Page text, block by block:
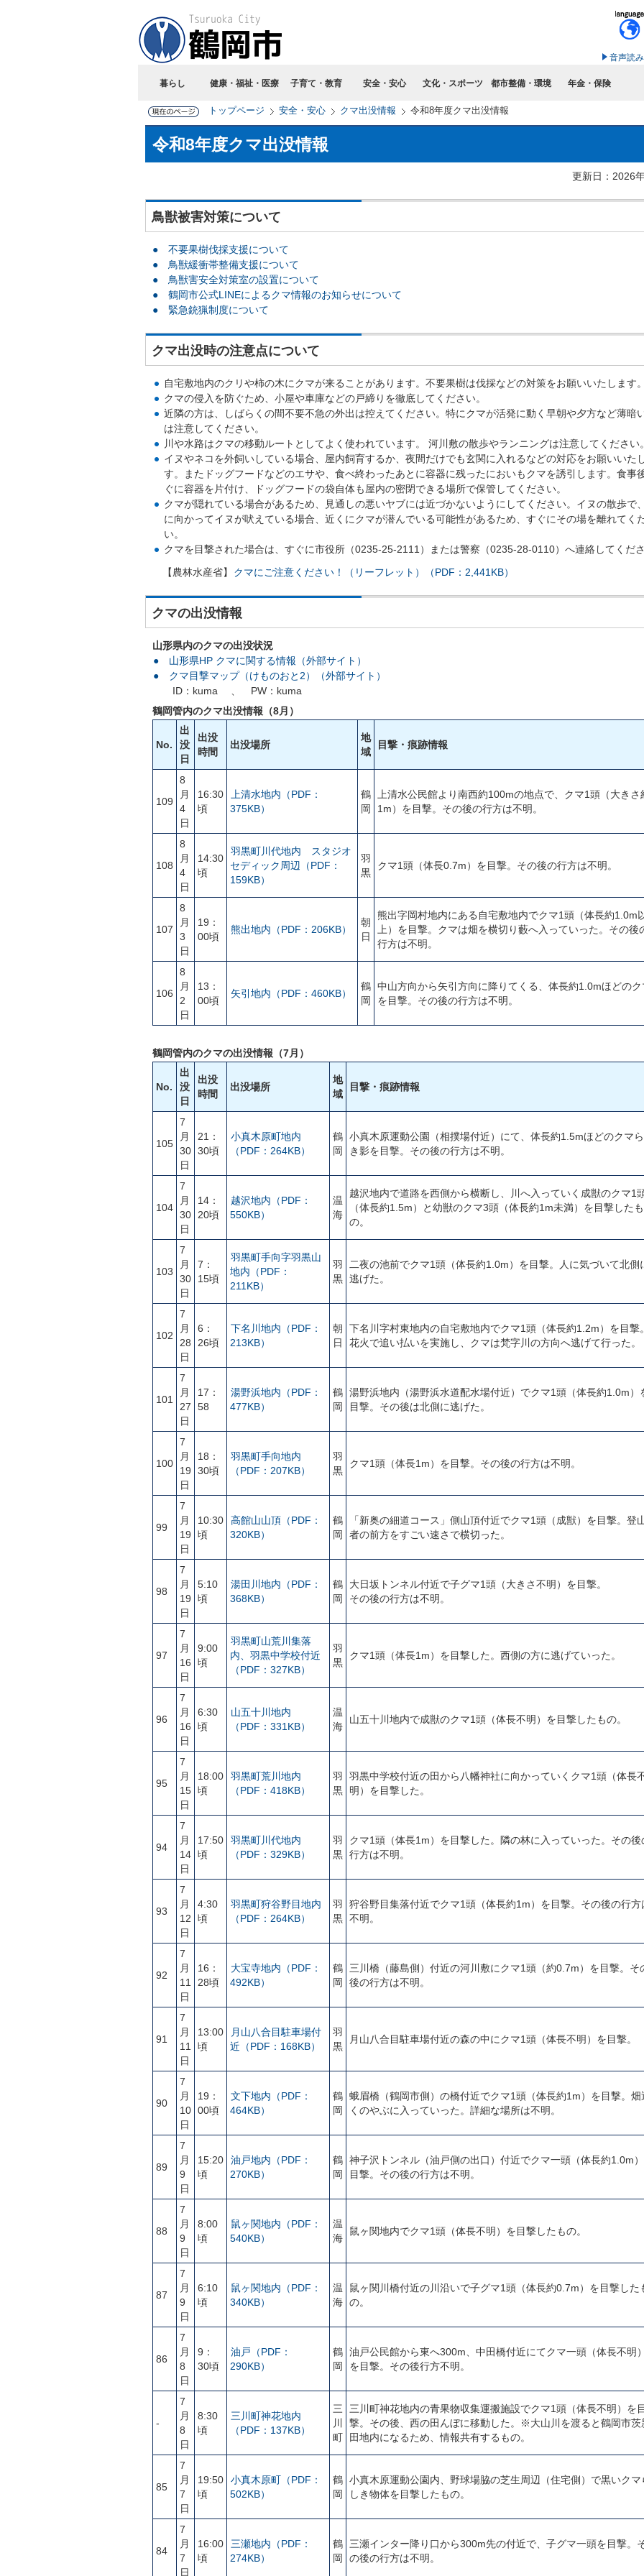
音声読
暮らし 健康・福祉・医療 子育て・教育 安全・安心 文化・スポーツ 都市整備・環境 年金・保険
トップページ 安全・安心 クマ出没情報 令和8年度クマ出没情報
令和8年度クマ出没情報
更新日：2026
鳥獣被害対策について
● 不要果樹伐採支援について
● 鳥獣緩衝帯整備支援について
● 鳥獣害安全対策室の設置について
● 鶴岡市公式LINEによるクマ情報のお知らせについて
● 緊急銃猟制度について
クマ出没時の注意点について
自宅敷地内のクリや柿の木にクマが来ることがあります。不要果樹は伐採などの対策をお願いいたします。
クマの侵入を防ぐため、小屋や車庫などの戸締りを徹底してください。
近隣の方は、しばらくの間不要不急の外出は控えてください。特にクマが活発に動く早朝や夕方など薄暗
は注意してください。
川や水路はクマの移動ルートとしてよく使われています。 河川敷の散歩やランニングは注意してください。
イヌやネコを外飼いしている場合、屋内飼育するか、夜間だけでも玄関に入れるなどの対応をお願いいた
す。またドッグフードなどのエサや、食べ終わったあとに容器に残ったにおいもクマを誘引します。食事
ぐに容器を片付け、ドッグフードの袋自体も屋内の密閉できる場所で保管してください。
クマが隠れている場合があるため、見通しの悪いヤブには近づかないようにしてください。イヌの散歩で
に向かってイヌが吠えている場合、近くにクマが潜んでいる可能性があるため、すぐにその場を離れてく
い。
クマを目撃された場合は、すぐに市役所（0235-25-2111）または警察（0235-28-0110）へ連絡してくださ
【農林水産省】 クマにご注意ください！（リーフレット）（PDF：2,441KB）
クマの出没情報
山形県内のクマの出没状況
● 山形県HP クマに関する情報（外部サイト）
● クマ目撃マップ（けものおと2）（外部サイト）
ID：kuma 、 PW：kuma
鶴岡管内のクマ出没情報（8月）
No.
出
没
日
出没
時間
出没場所
地
域
目撃・痕跡情報
109
8
月
4
日
16:30
頃
上清水地内（PDF：
375KB）
鶴
岡
上清水公民館より南西約100mの地点で、クマ1頭（大きさ
1m）を目撃。その後の行方は不明。
108
8
月
4
日
14:30
頃
羽黒町川代地内 スタジオ
セディック周辺（PDF：
159KB）
羽
黒
クマ1頭（体長0.7m）を目撃。その後の行方は不明。
107
8
月
3
日
19：
00頃
熊出地内（PDF：206KB）
朝
日
熊出字岡村地内にある自宅敷地内でクマ1頭（体長約1.0m
上）を目撃。クマは畑を横切り藪へ入っていった。その後
行方は不明。
106
8
月
2
日
13：
00頃
矢引地内（PDF：460KB）
鶴
岡
中山方向から矢引方向に降りてくる、体長約1.0mほどのク
を目撃。その後の行方は不明。
鶴岡管内のクマの出没情報（7月）
No.
出
没
日
出没
時間
出没場所
地
域
目撃・痕跡情報
105
7
月
30
日
21：
30頃
小真木原町地内
（PDF：264KB）
鶴
岡
小真木原運動公園（相撲場付近）にて、体長約1.5mほどのクマ
き影を目撃。その後の行方は不明。
104
7
月
30
日
14：
20頃
越沢地内（PDF：
550KB）
温
海
越沢地内で道路を西側から横断し、川へ入っていく成獣のクマ1
（体長約1.5m）と幼獣のクマ3頭（体長約1m未満）を目撃したも
の。
103
7
月
30
日
7：
15頃
羽黒町手向字羽黒山
地内（PDF：
211KB）
羽
黒
二夜の池前でクマ1頭（体長約1.0m）を目撃。人に気づいて北側
逃げた。
102
7
月
28
日
6：
26頃
下名川地内（PDF：
213KB）
朝
日
下名川字村東地内の自宅敷地内でクマ1頭（体長約1.2m）を目撃。
花火で追い払いを実施し、クマは梵字川の方向へ逃げて行った。
101
7
月
27
日
17：
58
湯野浜地内（PDF：
477KB）
鶴
岡
湯野浜地内（湯野浜水道配水場付近）でクマ1頭（体長約1.0m）
目撃。その後は北側に逃げた。
100
7
月
19
日
18：
30頃
羽黒町手向地内
（PDF：207KB）
羽
黒
クマ1頭（体長1m）を目撃。その後の行方は不明。
99
7
月
19
日
10:30
頃
高館山山頂（PDF：
320KB）
鶴
岡
「新奥の細道コース」側山頂付近でクマ1頭（成獣）を目撃。登
者の前方をすごい速さで横切った。
98
7
月
19
日
5:10
頃
湯田川地内（PDF：
368KB）
鶴
岡
大日坂トンネル付近で子グマ1頭（大きさ不明）を目撃。
その後の行方は不明。
97
7
月
16
日
9:00
頃
羽黒町山荒川集落
内、羽黒中学校付近
（PDF：327KB）
羽
黒
クマ1頭（体長1m）を目撃した。西側の方に逃げていった。
96
7
月
16
日
6:30
頃
山五十川地内
（PDF：331KB）
温
海
山五十川地内で成獣のクマ1頭（体長不明）を目撃したもの。
95
7
月
15
日
18:00
頃
羽黒町荒川地内
（PDF：418KB）
羽
黒
羽黒中学校付近の田から八幡神社に向かっていくクマ1頭（体長
明）を目撃した。
94
7
月
14
日
17:50
頃
羽黒町川代地内
（PDF：329KB）
羽
黒
クマ1頭（体長1m）を目撃した。隣の林に入っていった。その後
行方は不明。
93
7
月
12
日
4:30
頃
羽黒町狩谷野目地内
（PDF：264KB）
羽
黒
狩谷野目集落付近でクマ1頭（体長約1m）を目撃。その後の行方
不明。
92
7
月
11
日
16：
28頃
大宝寺地内（PDF：
492KB）
鶴
岡
三川橋（藤島側）付近の河川敷にクマ1頭（約0.7m）を目撃。そ
後の行方は不明。
91
7
月
11
日
13:00
頃
月山八合目駐車場付
近（PDF：168KB）
羽
黒
月山八合目駐車場付近の森の中にクマ1頭（体長不明）を目撃。
90
7
月
10
日
19：
00頃
文下地内（PDF：
464KB）
鶴
岡
蛾眉橋（鶴岡市側）の橋付近でクマ1頭（体長約1m）を目撃。畑
くのやぶに入っていった。詳細な場所は不明。
89
7
月
9
日
15:20
頃
油戸地内（PDF：
270KB）
鶴
岡
神子沢トンネル（油戸側の出口）付近でクマ一頭（体長約1.0m
目撃。その後の行方は不明。
88
7
月
9
日
8:00
頃
鼠ヶ関地内（PDF：
540KB）
温
海
鼠ヶ関地内でクマ1頭（体長不明）を目撃したもの。
87
7
月
9
日
6:10
頃
鼠ヶ関地内（PDF：
340KB）
温
海
鼠ヶ関川橋付近の川沿いで子グマ1頭（体長約0.7m）を目撃した
の。
86
7
月
8
日
9：
30頃
油戸（PDF：
290KB）
鶴
岡
油戸公民館から東へ300m、中田橋付近にてクマ一頭（体長不明）
を目撃。その後行方不明。
-
7
月
8
日
8:30
頃
三川町神花地内
（PDF：137KB）
三
川
町
三川町神花地内の青果物収集運搬施設でクマ1頭（体長不明）を目
撃。その後、西の田んぼに移動した。※大山川を渡ると鶴岡市茨
田地内になるため、情報共有するもの。
85
7
月
7
日
19:50
頃
小真木原町（PDF：
502KB）
鶴
岡
小真木原運動公園内、野球場脇の芝生周辺（住宅側）で黒いクマ
しき物体を目撃したもの。
84
7
月
7
日
16:00
頃
三瀬地内（PDF：
274KB）
鶴
岡
三瀬インター降り口から300m先の付近で、子グマ一頭を目撃。
の後の行方は不明。